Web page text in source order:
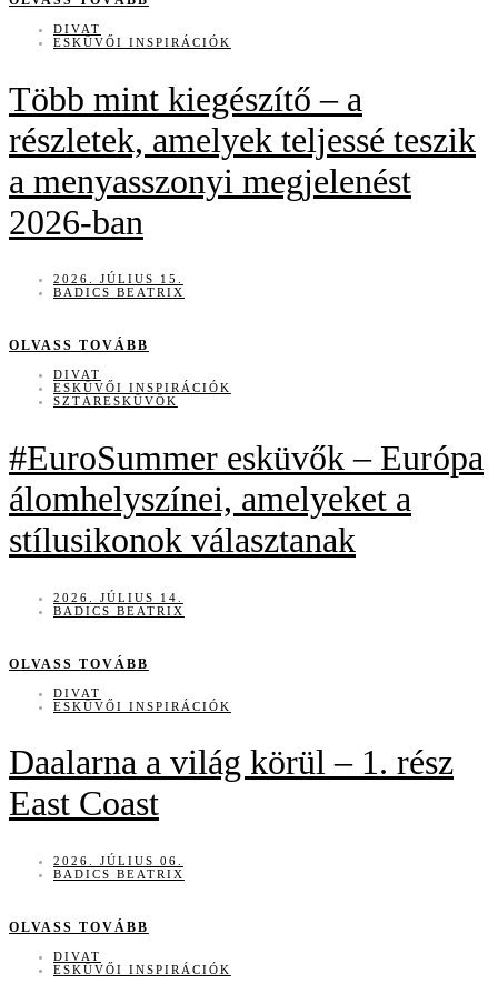
DIVAT
ESKÜVŐI INSPIRÁCIÓK
Több mint kiegészítő – a
részletek, amelyek teljessé teszik
a menyasszonyi megjelenést
2026-ban
2026. JÚLIUS 15.
BADICS BEATRIX
OLVASS TOVÁBB
DIVAT
ESKÜVŐI INSPIRÁCIÓK
SZTÁRESKÜVŐK
#EuroSummer esküvők – Európa
álomhelyszínei, amelyeket a
stílusikonok választanak
2026. JÚLIUS 14.
BADICS BEATRIX
OLVASS TOVÁBB
DIVAT
ESKÜVŐI INSPIRÁCIÓK
Daalarna a világ körül – 1. rész
East Coast
2026. JÚLIUS 06.
BADICS BEATRIX
OLVASS TOVÁBB
DIVAT
ESKÜVŐI INSPIRÁCIÓK